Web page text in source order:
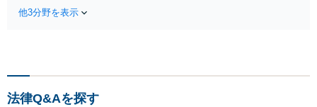
お店の風評被害対
他3分野を表示
法律Q&Aを探す